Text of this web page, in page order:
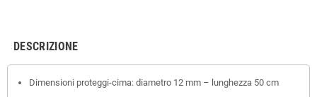
DESCRIZIONE
Dimensioni proteggi-cima: diametro 12 mm – lunghezza 50 cm